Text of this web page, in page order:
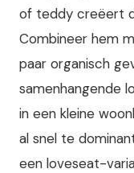
of teddy creëert
Combineer hem
paar organisch
samenhangende
in een kleine
al snel te
een loveseat-